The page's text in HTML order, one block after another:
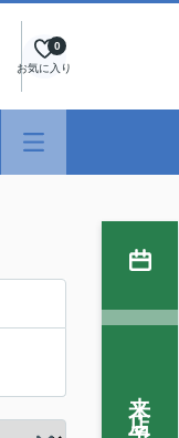
お気に入り
0
来店予約